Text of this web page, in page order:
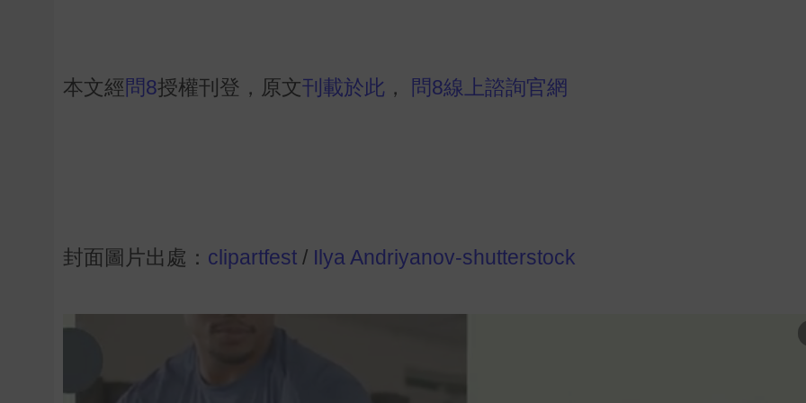
本文經問8授權刊登，原文刊載於此 ， 問8線上諮詢官網
封面圖片出處： clipartfest / Ilya Andriyanov-shutterstock